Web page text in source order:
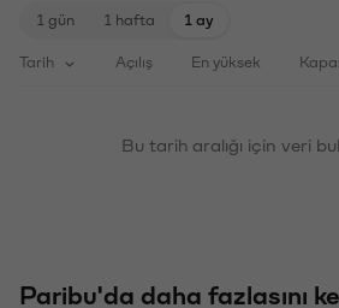
1 gün 1 hafta 1 ay
Tarih Açılış En yüksek
Bu tarih aralığı için veri
Paribu'da daha fazlasını